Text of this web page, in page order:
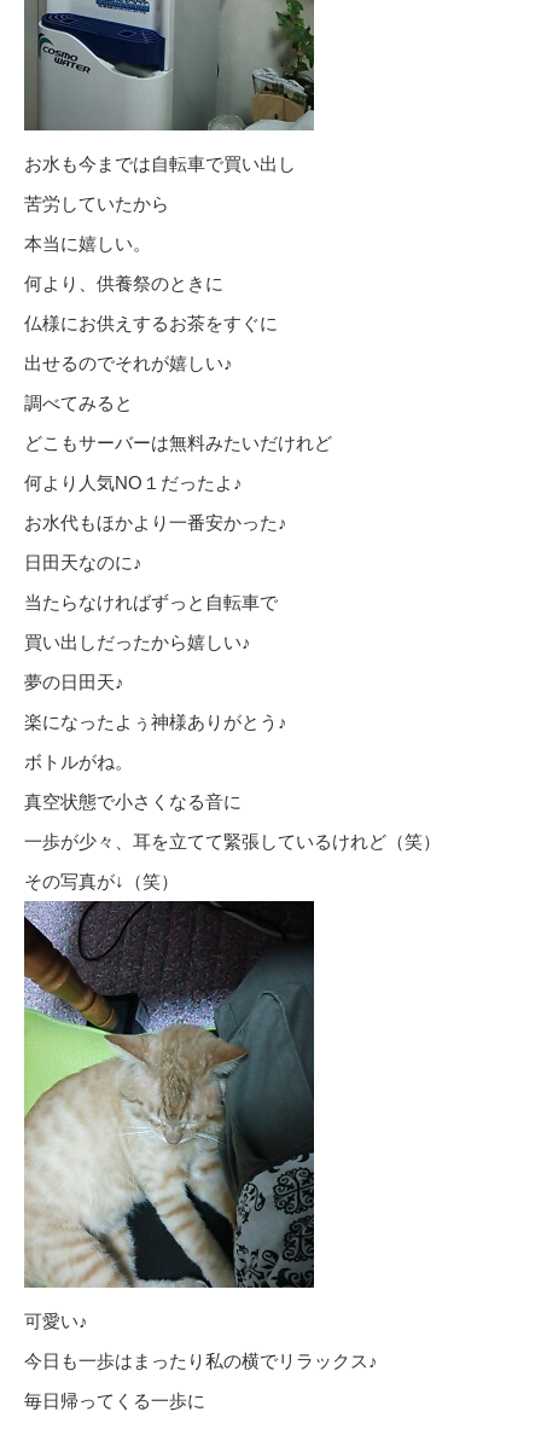
お水も今までは自転車で買い出し
苦労していたから
本当に嬉しい。
何より、供養祭のときに
仏様にお供えするお茶をすぐに
出せるのでそれが嬉しい♪
調べてみると
どこもサーバーは無料みたいだけれど
何より人気NO１だったよ♪
お水代もほかより一番安かった♪
日田天なのに♪
当たらなければずっと自転車で
買い出しだったから嬉しい♪
夢の日田天♪
楽になったよぅ神様ありがとう♪
ボトルがね。
真空状態で小さくなる音に
一歩が少々、耳を立てて緊張しているけれど（笑）
その写真が↓（笑）
可愛い♪
今日も一歩はまったり私の横でリラックス♪
毎日帰ってくる一歩に